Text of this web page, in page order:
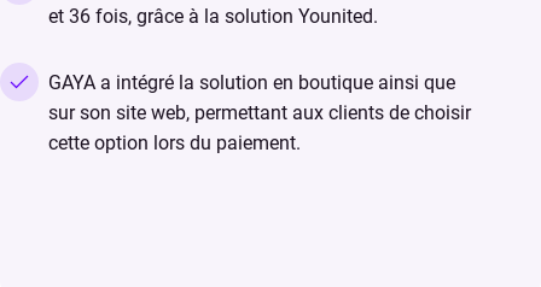
et 36 fois, grâce à la solution Younited.
GAYA a intégré la solution en boutique ainsi que
sur son site web, permettant aux clients de choisir
cette option lors du paiement.